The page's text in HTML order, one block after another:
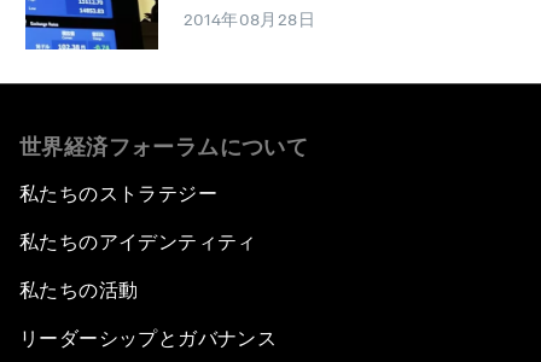
2014年08月28日
世界経済フォーラムについて
私たちのストラテジー
私たちのアイデンティティ
私たちの活動
リーダーシップとガバナンス